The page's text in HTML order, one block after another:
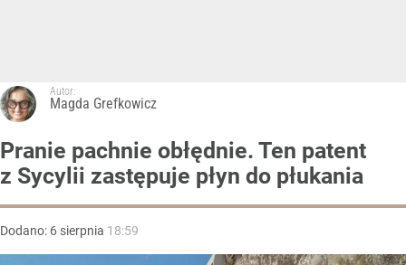
Autor:
Magda Grefkowicz
Pranie pachnie obłędnie. Ten patent
z Sycylii zastępuje płyn do płukania
Dodano: 6 sierpnia 18:59